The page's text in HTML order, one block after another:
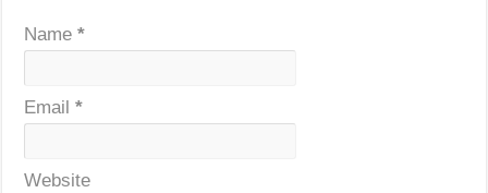
Name*
Email*
Website